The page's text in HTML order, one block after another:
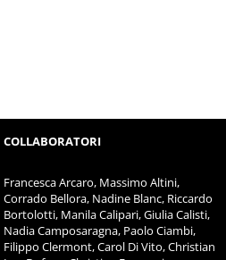
COLLABORATORI
Francesca Arcaro, Massimo Altini,
Corrado Bellora, Nadine Blanc, Riccardo
Bortolotti, Manila Calipari, Giulia Calisti,
Nadia Camposaragna, Paolo Ciambi,
Filippo Clermont, Carol Di Vito, Christian